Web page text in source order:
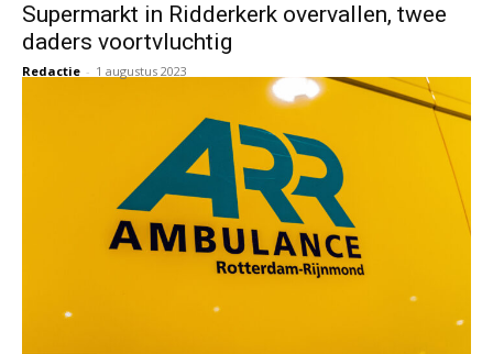
Supermarkt in Ridderkerk overvallen, twee
daders voortvluchtig
Redactie - 1 augustus 2023